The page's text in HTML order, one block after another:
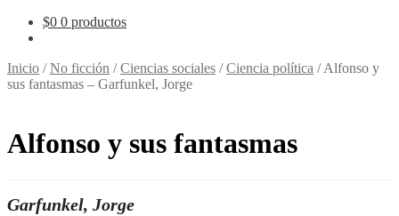
$0 0 productos
Inicio /No ficción /Ciencias sociales /Ciencia política /Alfonso y
sus fantasmas – Garfunkel, Jorge
Alfonso y sus fantasmas
Garfunkel, Jorge